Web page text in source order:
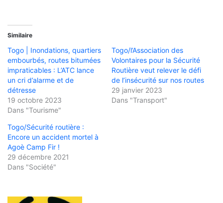
Similaire
Togo | Inondations, quartiers
embourbés, routes bitumées
impraticables : L’ATC lance
un cri d’alarme et de
détresse
19 octobre 2023
Dans "Tourisme"
Togo/l’Association des
Volontaires pour la Sécurité
Routière veut relever le défi
de l’insécurité sur nos routes
29 janvier 2023
Dans "Transport"
Togo/Sécurité routière :
Encore un accident mortel à
Agoè Camp Fir !
29 décembre 2021
Dans "Société"